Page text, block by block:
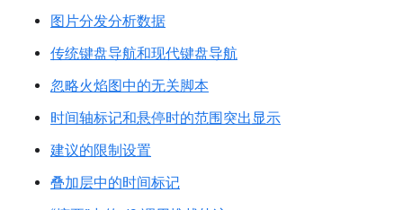
图片分发分析数据
传统键盘导航和现代键盘导航
忽略火焰图中的无关脚本
时间轴标记和悬停时的范围突出显示
建议的限制设置
叠加层中的时间标记